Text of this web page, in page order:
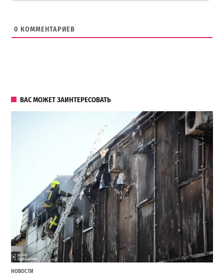
0 КОММЕНТАРИЕВ
ВАС МОЖЕТ ЗАИНТЕРЕСОВАТЬ
НОВОСТИ